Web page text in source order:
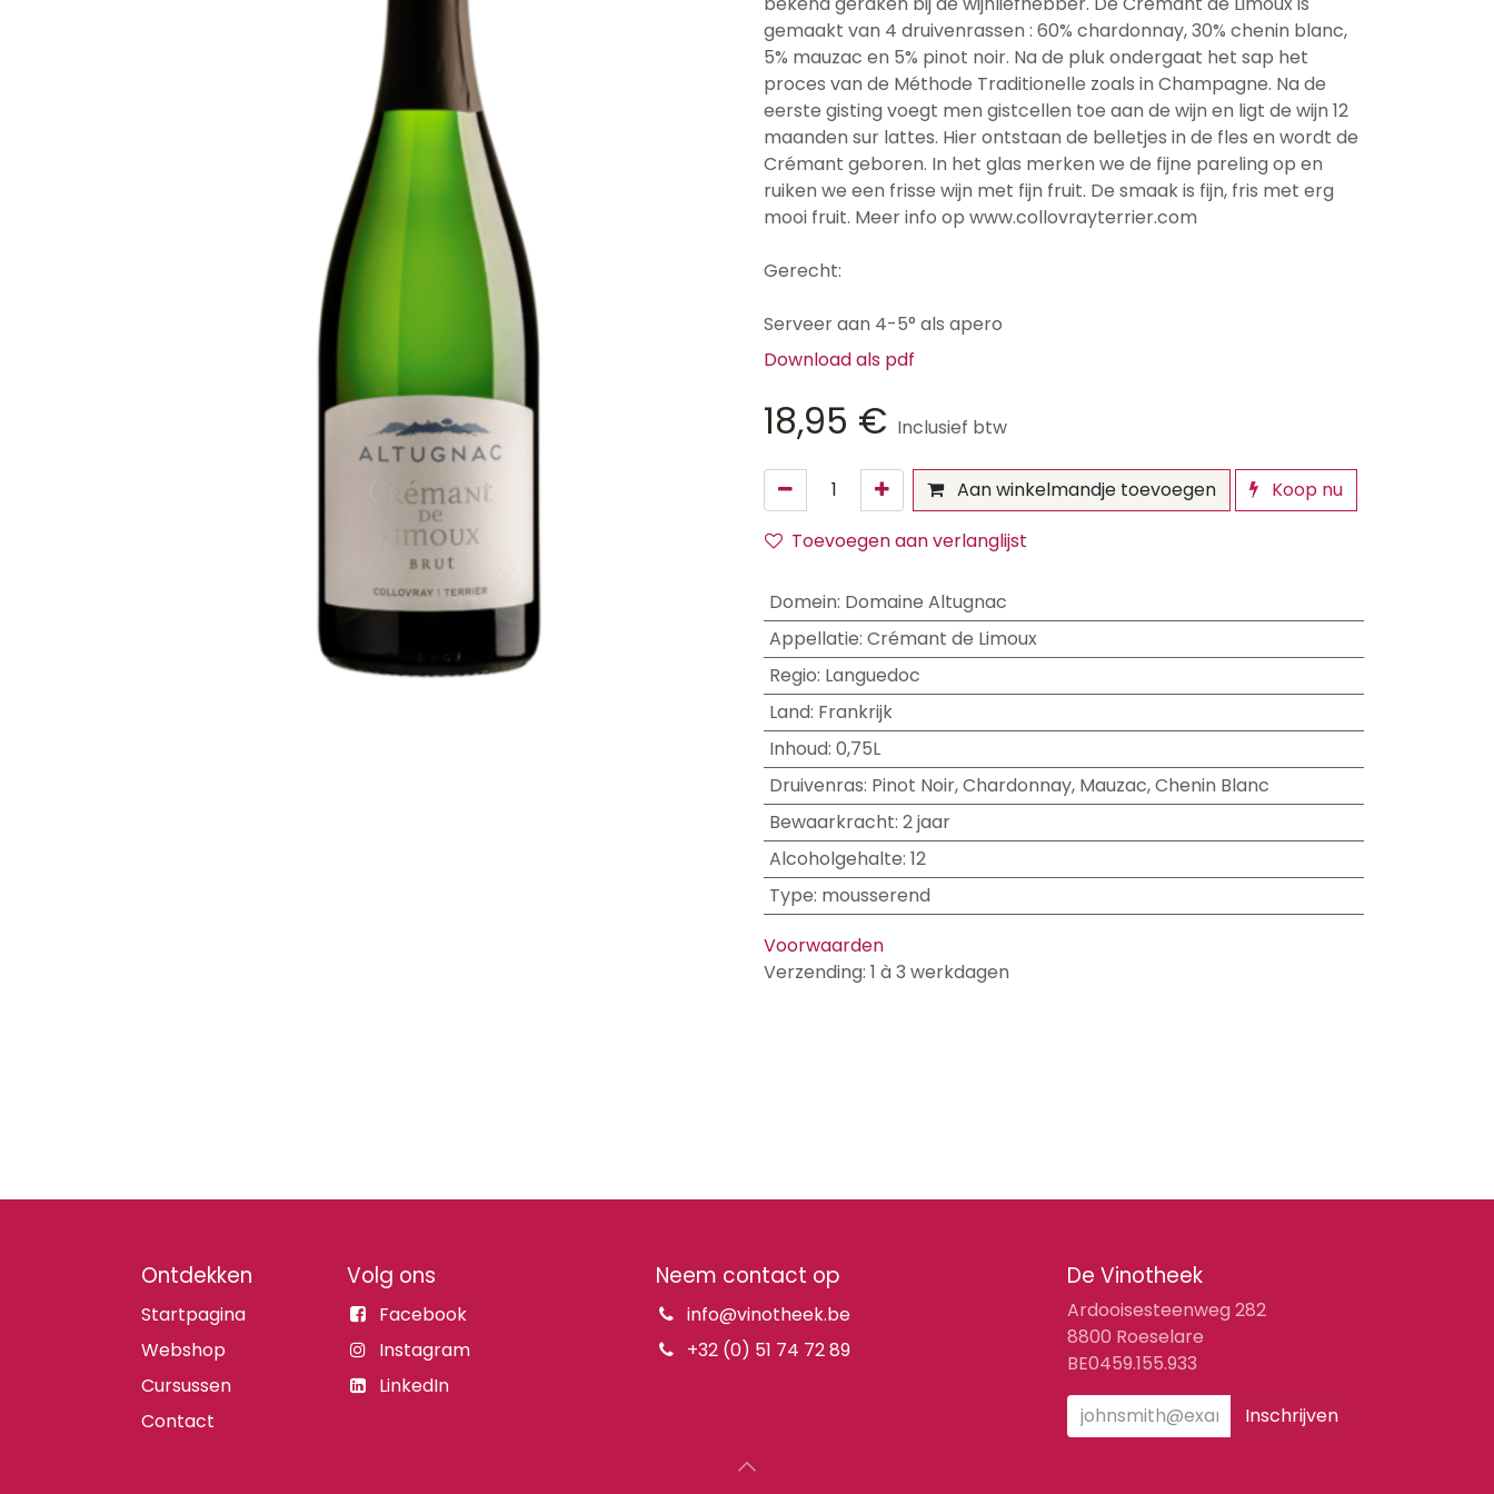
gemaakt van 4 druivenrassen : 60% chardonnay, 30% chenin blanc,
5% mauzac en 5% pinot noir. Na de pluk ondergaat het sap het
proces van de Méthode Traditionelle zoals in Champagne. Na de
eerste gisting voegt men gistcellen toe aan de wijn en ligt de wijn 12
maanden sur lattes. Hier ontstaan de belletjes in de fles en wordt de
Crémant geboren. In het glas merken we de fijne pareling op en
ruiken we een frisse wijn met fijn fruit. De smaak is fijn, fris met erg
mooi fruit. Meer info op www.collovrayterrier.com
Gerecht:
Serveer aan 4-5° als apero
Download als pdf
18,95 € Inclusief btw
Aan winkelmandje toevoegen
Koop nu
Toevoegen aan verlanglijst
Domein: Domaine Altugnac
Appellatie: Crémant de Limoux
Regio: Languedoc
Land: Frankrijk
Inhoud: 0,75L
Druivenras: Pinot Noir,Chardonnay, Mauzac,Chenin Blanc
Bewaarkracht: 2 jaar
Alcoholgehalte: 12
Type: mousserend
Voorwaarden
Verzending: 1 à 3 werkdagen
Ontdekken
Startpagina
Webshop
Cursussen
Contact
De Vinotheek
Ardooisesteenweg 282
8800 Roeselare
BE0459.155.933
Inschrijven
Neem contact op
info@vinotheek.be
+32 (0) 51 74 72 89
Volg ons
Facebook
Instagram
LinkedIn